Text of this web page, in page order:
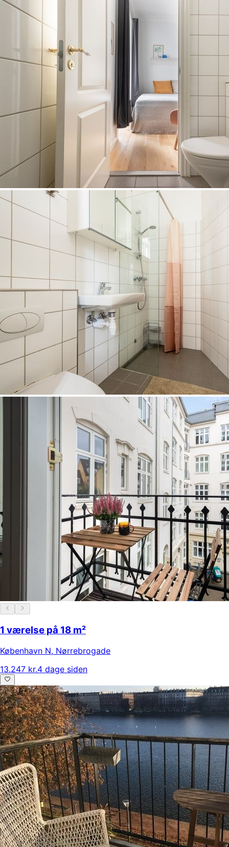
1 værelse på 18 m²
København N, Nørrebrogade
13.247 kr.4 dage siden